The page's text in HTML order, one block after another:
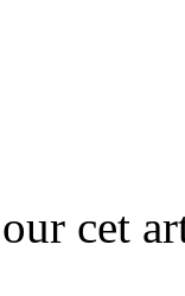
cet